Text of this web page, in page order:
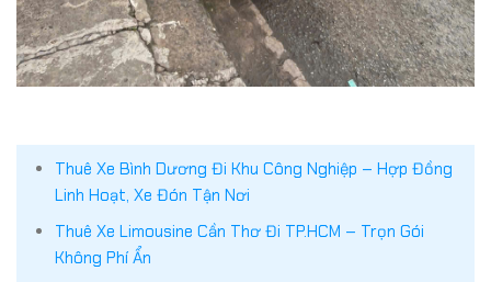
Thuê Xe Bình Dương Đi Khu Công Nghiệp – Hợp Đồng
Linh Hoạt, Xe Đón Tận Nơi
Thuê Xe Limousine Cần Thơ Đi TP.HCM – Trọn Gói
Không Phí Ẩn